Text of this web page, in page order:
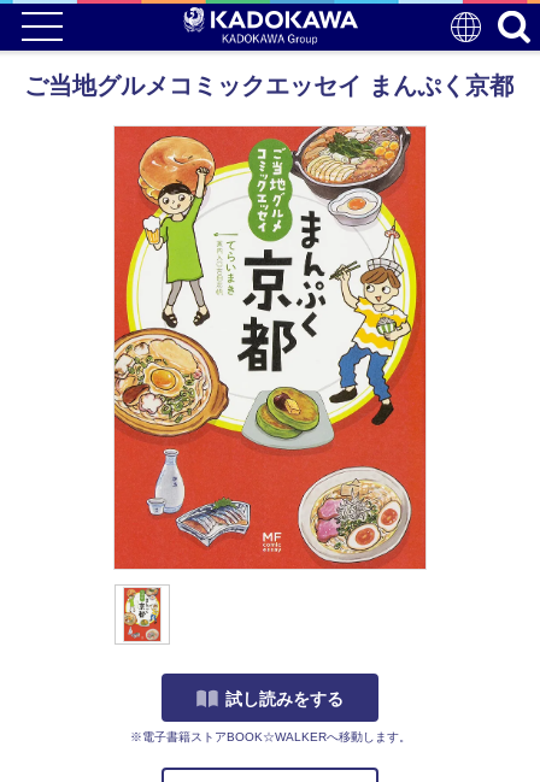
ご当地グルメコミックエッセイ まんぷく京都
試し読みをする
※電子書籍ストアBOOK☆WALKERへ移動します。